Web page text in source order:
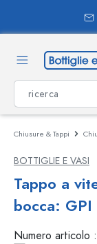
Chiusure & Tappi
BOTTIGLIE E VASI
Tappo a
bocca:
Numero articolo :